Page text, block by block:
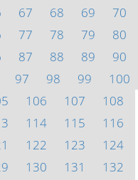
67 68 69
70
77 78 79
80
87 88 89
90
97 98 99
100
106 107
108
114 115
116
122 123
124
130 131
132